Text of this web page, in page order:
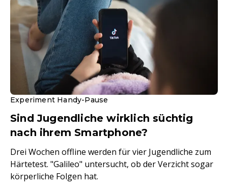
Experiment Handy-Pause
Sind Jugendliche wirklich süchtig
nach ihrem Smartphone?
Drei Wochen offline werden für vier Jugendliche zum
Härtetest. "Galileo" untersucht, ob der Verzicht sogar
körperliche Folgen hat.